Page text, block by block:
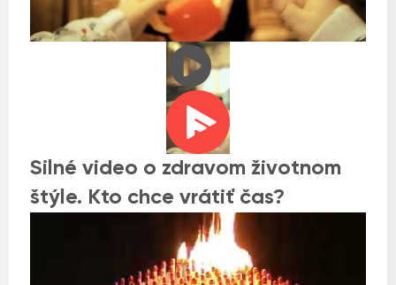
Silné video o zdravom životnom
štýle. Kto chce vrátiť čas?